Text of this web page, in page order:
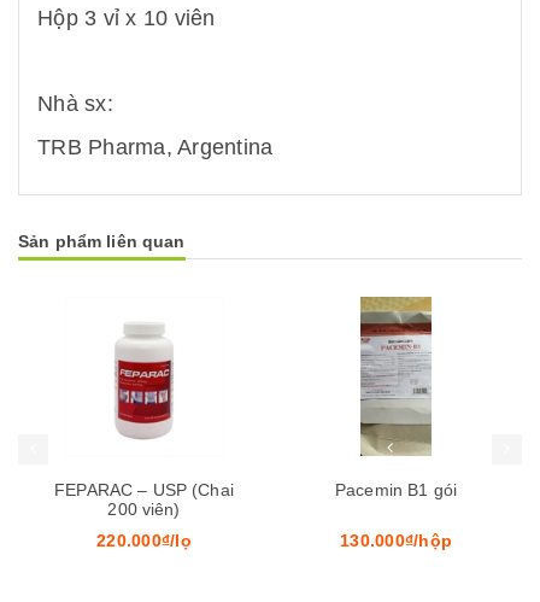
Hộp 3 vỉ x 10 viên
Nhà sx:
TRB Pharma, Argentina
Sản phẩm liên quan
FEPARAC – USP (Chai
200 viên)
220.000₫/lọ
Pacemin B1 gói
130.000₫/hộp